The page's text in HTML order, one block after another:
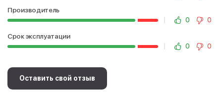
Производитель
0
0
Срок эксплуатации
0
0
Оставить свой отзыв